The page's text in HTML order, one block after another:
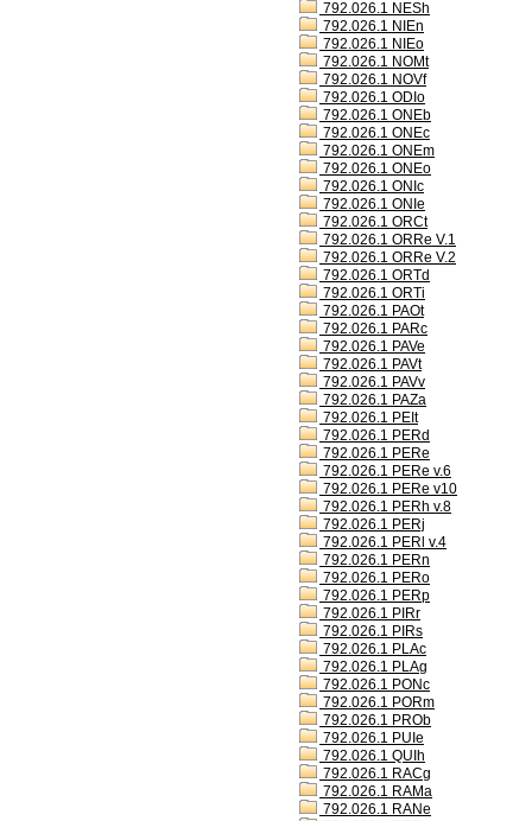
792.026.1 NESh
792.026.1 NIEn
792.026.1 NIEo
792.026.1 NOMt
792.026.1 NOVf
792.026.1 ODIo
792.026.1 ONEb
792.026.1 ONEc
792.026.1 ONEm
792.026.1 ONEo
792.026.1 ONIc
792.026.1 ONIe
792.026.1 ORCt
792.026.1 ORRe V.1
792.026.1 ORRe V.2
792.026.1 ORTd
792.026.1 ORTi
792.026.1 PAOt
792.026.1 PARc
792.026.1 PAVe
792.026.1 PAVt
792.026.1 PAVv
792.026.1 PAZa
792.026.1 PEIt
792.026.1 PERd
792.026.1 PERe
792.026.1 PERe v.6
792.026.1 PERe v10
792.026.1 PERh v.8
792.026.1 PERj
792.026.1 PERl v.4
792.026.1 PERn
792.026.1 PERo
792.026.1 PERp
792.026.1 PIRr
792.026.1 PIRs
792.026.1 PLAc
792.026.1 PLAg
792.026.1 PONc
792.026.1 PORm
792.026.1 PROb
792.026.1 PUIe
792.026.1 QUIh
792.026.1 RACg
792.026.1 RAMa
792.026.1 RANe